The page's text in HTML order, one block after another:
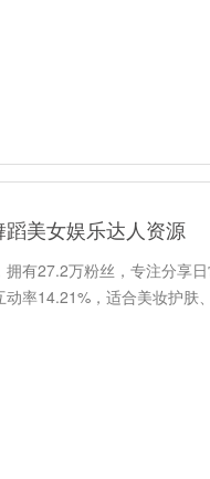
美女娱乐达人资源
有27.2万粉丝，专注分享
率14.21%，适合美妆护肤